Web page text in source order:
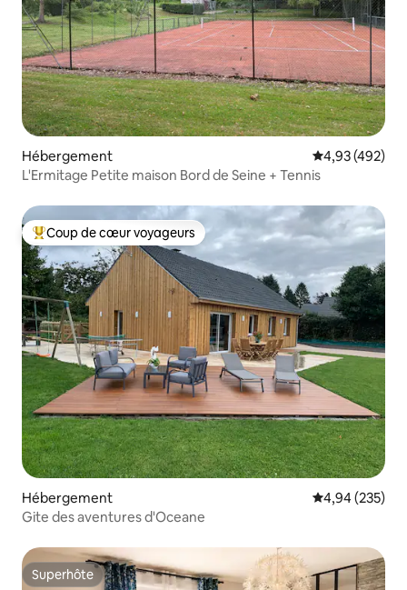
Hébergement Évaluation
4,93 (492)
L'Ermitage Petite maison Bord de Seine + Tennis
Coups de cœur voyageurs les plus appréciés
Coup de cœur voyageurs
Hébergement Évaluation
4,94 (235)
Gite des aventures d'Oceane
Superhôte
Superhôte